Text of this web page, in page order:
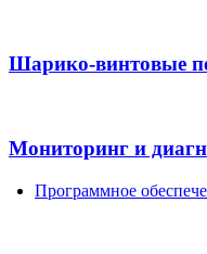
Шарико-винтовые
Мониторинг и
Программное